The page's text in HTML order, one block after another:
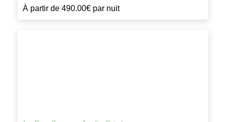
À partir de 490.00€ par nuit